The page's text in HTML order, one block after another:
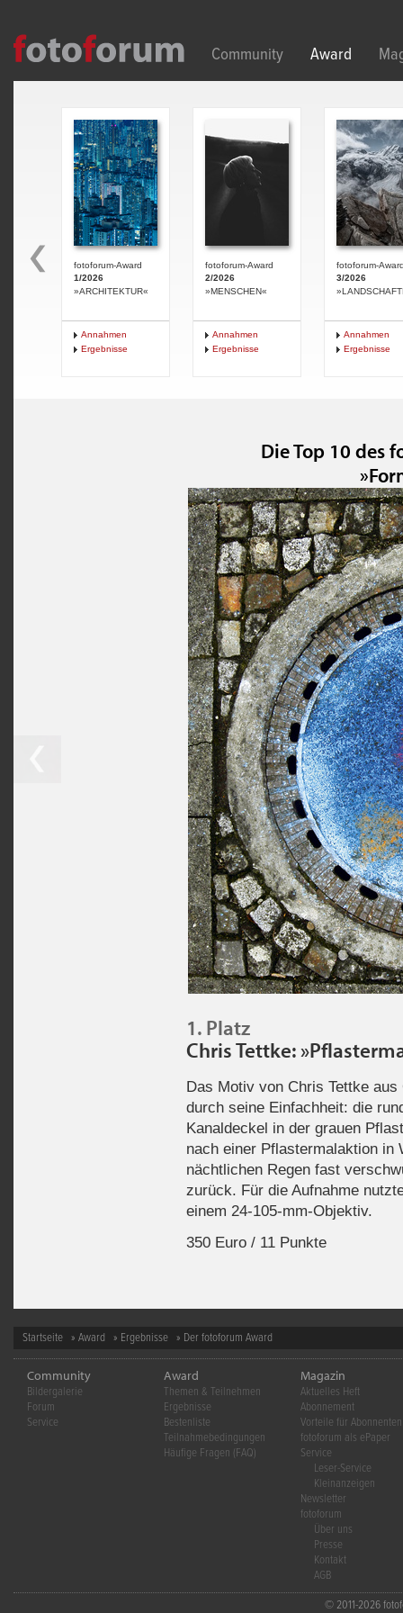
Community Award
fotoforum-Award
1/2026
»ARCHITEKTUR«
Annahmen
Ergebnisse
fotoforum-Award
2/2026
»MENSCHEN«
Annahmen
Ergebnisse
fotoforum-
3/2026
Annahmen
Ergebnisse
Die Top 10 des
1. Platz
Chris Tettke:
Das Motiv von Chris Tettke
durch seine Einfachheit: die
Kanaldeckel in der grauen
nach einer Pflastermalaktion in
nächtlichen Regen fast
zurück. Für die Aufnahme
einem 24-105-mm-Objektiv.
350 Euro / 11 Punkte
Startseite » Award » Ergebnisse » Der fotoforum Award
Community
Bildergalerie
Forum
Service
Award
Themen & Teilnehmen
Ergebnisse
Bestenliste
Teilnahmebedingungen
Häufige Fragen (FAQ)
Magazin
Aktuelles Heft
Abonnement
Vorteile für Abonnenten
fotoforum als ePaper
Service
Leser-Service
Kleinanzeigen
Newsletter
fotoforum
Über uns
Presse
Kontakt
AGB
© 2011-2026